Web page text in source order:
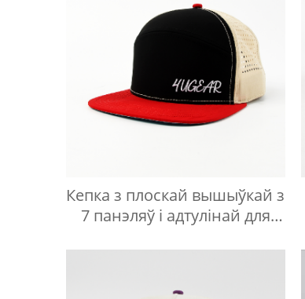
Кепка з плоскай вышыўкай з
7 панэляў і адтулінай для